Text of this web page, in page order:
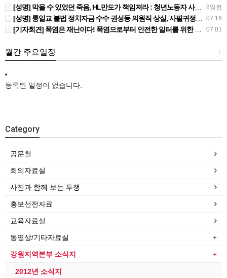
8일전
[성명] 막을 수 있었던 죽음, HL만도가 책임져라 : 청년노동자 사망사고의 철저한 진상규명과 재발방지 대책 마련하라
07.16
[성명] 통일교 불법 정치자금 수수 권성동 의원직 상실, 사필귀정이다
07.01
[기자회견] 폭염은 재난이다! 폭염으로부터 안전한 일터를 위한 민주노총 강원지역본부 폭염감시단 선포 기자회견
+
월간 주요일정
등록된 일정이 없습니다.
Category
공문철
회의자료실
사진과 함께 보는 투쟁
홍보선전자료
교육자료실
동영상/기타자료실
강원지역본부 소식지
2012년 소식지